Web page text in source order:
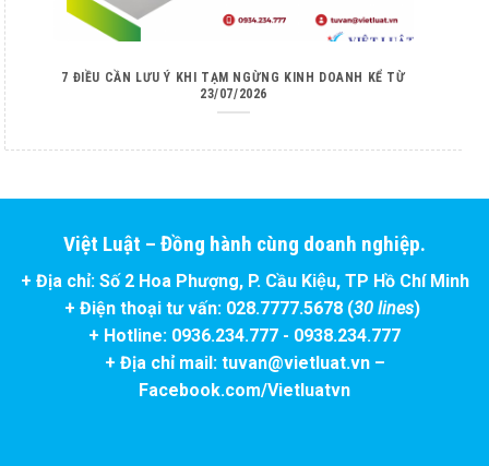
7 ĐIỀU CẦN LƯU Ý KHI TẠM NGỪNG KINH DOANH KỂ TỪ
23/07/2026
Việt Luật – Đồng hành cùng doanh nghiệp.
+ Địa chỉ: Số 2 Hoa Phượng, P. Cầu Kiệu, TP Hồ Chí Minh
+ Điện thoại tư vấn: 028.7777.5678 (30 lines)
+ Hotline: 0936.234.777 - 0938.234.777
+ Địa chỉ mail: tuvan@vietluat.vn –
Facebook.com/Vietluatvn